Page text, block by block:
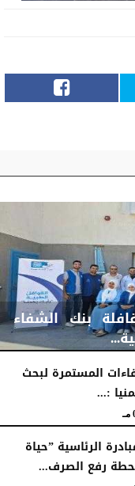
بنك الشفاء
المستمرة لبحث
:...
الرئاسية ”حياة
رفع الصرف...